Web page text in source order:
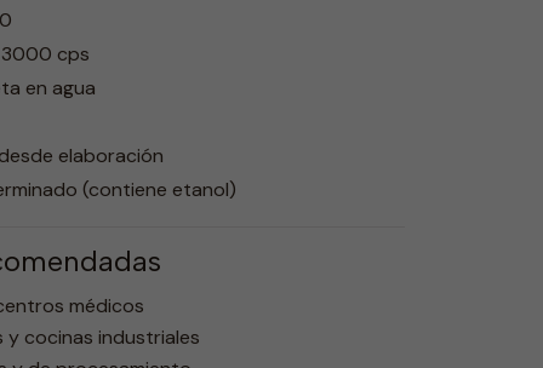
cps
en agua
elaboración
(contiene etanol)
médicos
y cocinas industriales